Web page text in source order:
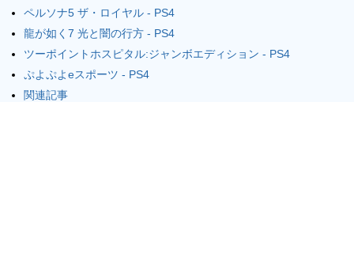
ペルソナ5 ザ・ロイヤル - PS4
龍が如く7 光と闇の行方 - PS4
ツーポイントホスピタル:ジャンボエディション - PS4
ぷよぷよeスポーツ - PS4
関連記事